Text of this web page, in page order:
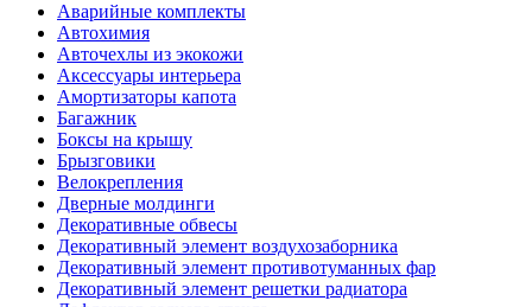
Аварийные комплекты
Автохимия
Авточехлы из экокожи
Аксессуары интерьера
Амортизаторы капота
Багажник
Боксы на крышу
Брызговики
Велокрепления
Дверные молдинги
Декоративные обвесы
Декоративный элемент воздухозаборника
Декоративный элемент противотуманных фар
Декоративный элемент решетки радиатора